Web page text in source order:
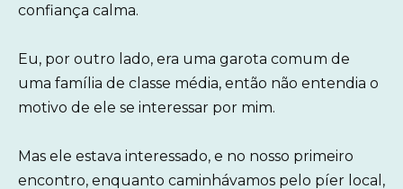
confiança calma.
Eu, por outro lado, era uma garota comum de
uma família de classe média, então não entendia o
motivo de ele se interessar por mim.
Mas ele estava interessado, e no nosso primeiro
encontro, enquanto caminhávamos pelo píer local,